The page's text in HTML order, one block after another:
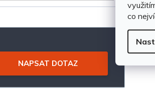
co
NAPSAT DOTAZ